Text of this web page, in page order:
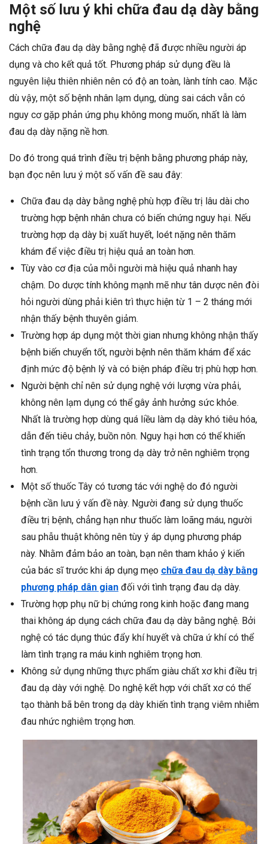
Một số lưu ý khi chữa đau dạ dày bằng
nghệ
Cách chữa đau dạ dày bằng nghệ đã được nhiều người áp
dụng và cho kết quả tốt. Phương pháp sử dụng đều là
nguyên liệu thiên nhiên nên có độ an toàn, lành tính cao. Mặc
dù vậy, một số bệnh nhân lạm dụng, dùng sai cách vẫn có
nguy cơ gặp phản ứng phụ không mong muốn, nhất là làm
đau dạ dày nặng nề hơn.
Do đó trong quá trình điều trị bệnh bằng phương pháp này,
bạn đọc nên lưu ý một số vấn đề sau đây:
Chữa đau dạ dày bằng nghệ phù hợp điều trị lâu dài cho
trường hợp bệnh nhân chưa có biến chứng nguy hại. Nếu
trường hợp dạ dày bị xuất huyết, loét nặng nên thăm
khám để việc điều trị hiệu quả an toàn hơn.
Tùy vào cơ địa của mỗi người mà hiệu quả nhanh hay
chậm. Do dược tính không mạnh mẽ như tân dược nên đòi
hỏi người dùng phải kiên trì thực hiện từ 1 – 2 tháng mới
nhận thấy bệnh thuyên giảm.
Trường hợp áp dụng một thời gian nhưng không nhận thấy
bệnh biến chuyển tốt, người bệnh nên thăm khám để xác
định mức độ bệnh lý và có biện pháp điều trị phù hợp hơn.
Người bệnh chỉ nên sử dụng nghệ với lượng vừa phải,
không nên lạm dụng có thể gây ảnh hưởng sức khỏe.
Nhất là trường hợp dùng quá liều làm dạ dày khó tiêu hóa,
dẫn đến tiêu chảy, buồn nôn. Nguy hại hơn có thể khiến
tình trạng tổn thương trong dạ dày trở nên nghiêm trọng
hơn.
Một số thuốc Tây có tương tác với nghệ do đó người
bệnh cần lưu ý vấn đề này. Người đang sử dụng thuốc
điều trị bệnh, chẳng hạn như thuốc làm loãng máu, người
sau phẫu thuật không nên tùy ý áp dụng phương pháp
này. Nhằm đảm bảo an toàn, bạn nên tham khảo ý kiến
của bác sĩ trước khi áp dụng mẹo chữa đau dạ dày bằng
phương pháp dân gian đối với tình trạng đau dạ dày.
Trường hợp phụ nữ bị chứng rong kinh hoặc đang mang
thai không áp dụng cách chữa đau dạ dày bằng nghệ. Bởi
nghệ có tác dụng thúc đẩy khí huyết và chữa ứ khí có thể
làm tình trạng ra máu kinh nghiêm trọng hơn.
Không sử dụng những thực phẩm giàu chất xơ khi điều trị
đau dạ dày với nghệ. Do nghệ kết hợp với chất xơ có thể
tạo thành bã bên trong dạ dày khiến tình trạng viêm nhiễm
đau nhức nghiêm trọng hơn.